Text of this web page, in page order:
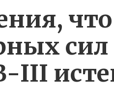
III